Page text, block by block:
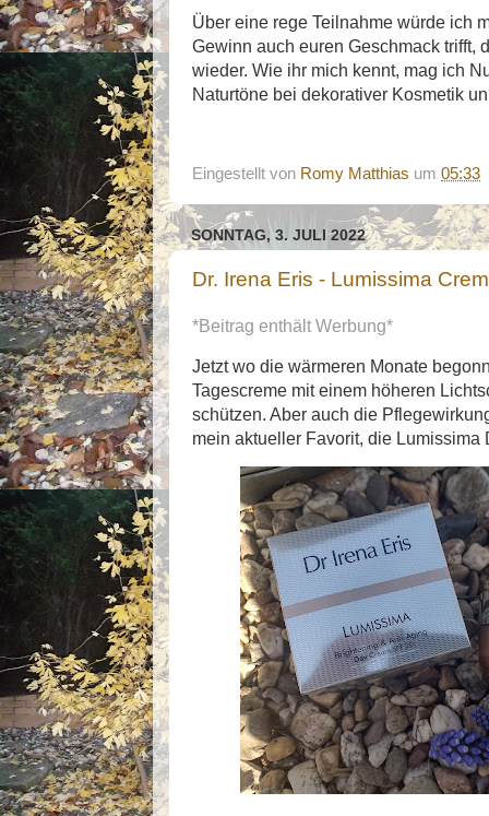
Über eine rege Teilnahme würde ich
Gewinn auch euren Geschmack trifft,
wieder. Wie ihr mich kennt, mag ich
Naturtöne bei dekorativer Kosmetik
Eingestellt von Romy Matthias um 05:33
SONNTAG, 3. JULI 2022
Dr. Irena Eris - Lumissima
*Beitrag enthält Werbung*
Jetzt wo die wärmeren Monate
Tagescreme mit einem höheren
schützen. Aber auch die
mein aktueller Favorit, die Lumissima